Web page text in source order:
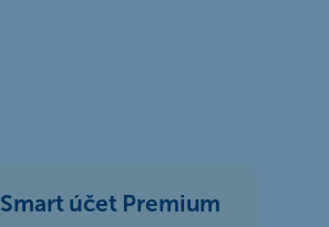
Smart účet Premium